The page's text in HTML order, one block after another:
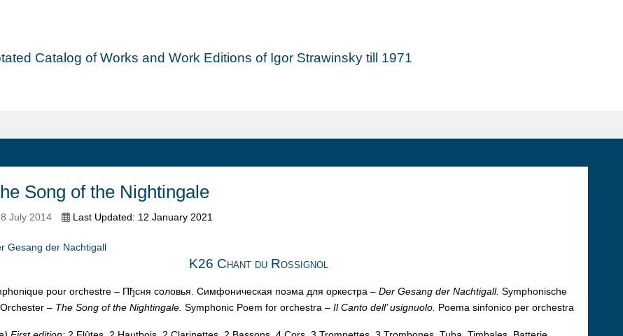
Catalog of Works and Work Editions of Igor Strawinsky till 1971
Song of the Nightingale
July 2014 Last Updated: 12 January 2021
Gesang der Nachtigall
K26 Chant du Rossignol
pour orchestre – Пђсня соловья. Симфоническая поэма для оркестра – Der Gesang der Nachtigall. Symphonische
– The Song of the Nightingale. Symphonic Poem for orchestra – Il Canto dell’ usignuolo. Poema sinfonico per orchestra